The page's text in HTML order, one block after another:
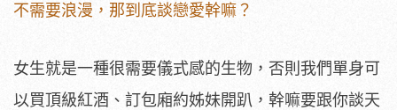
不需要浪漫，那到底談戀愛幹嘛？
女生就是一種很需要儀式感的生物，否則我們單身可
以買頂級紅酒、訂包廂約姊妹開趴，幹嘛要跟你談天